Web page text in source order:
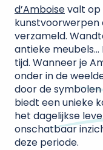
d’Amboisevalt op
kunstvoorwerpen
verzameld.
antieke meubels…
tijd. Wanneer je
onder in de
door de symbolen
biedt een unieke
het dagelijkse
onschatbaar
deze periode.